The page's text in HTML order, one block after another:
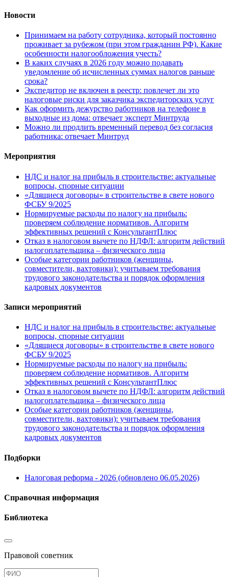
Новости
Принимаем на работу сотрудника, который постоянно
проживает за рубежом (при этом гражданин РФ). Какие
особенности налогообложения учесть?
В каких случаях в 2026 году можно подавать
уведомление об исчисленных суммах налогов раньше
срока?
Экспедитор не включен в реестр: повлечет ли это
налоговые риски для заказчика экспедиторских услуг
Как оформить дежурство работников на телефоне в
выходные из дома: отвечает эксперт Минтруда
Можно ли продлить временный перевод без согласия
работника: отвечает Минтруд
Мероприятия
НДС и налог на прибыль в строительстве: актуальные
вопросы, спорные ситуации
«Длящиеся договоры» в строительстве в свете нового
ФСБУ 9/2025
Нормируемые расходы по налогу на прибыль:
проверяем соблюдение нормативов. Алгоритм
эффективных решений с КонсультантПлюс
Отказ в налоговом вычете по НДФЛ: алгоритм действий
налогоплательщика – физического лица
Особые категории работников (женщины,
совместители, вахтовики): учитываем требования
трудового законодательства и порядок оформления
кадровых документов
Записи мероприятий
НДС и налог на прибыль в строительстве: актуальные
вопросы, спорные ситуации
«Длящиеся договоры» в строительстве в свете нового
ФСБУ 9/2025
Нормируемые расходы по налогу на прибыль:
проверяем соблюдение нормативов. Алгоритм
эффективных решений с КонсультантПлюс
Отказ в налоговом вычете по НДФЛ: алгоритм действий
налогоплательщика – физического лица
Особые категории работников (женщины,
совместители, вахтовики): учитываем требования
трудового законодательства и порядок оформления
кадровых документов
Подборки
Налоговая реформа - 2026 (обновлено 06.05.2026)
Справочная информация
Библиотека
Правовой советник